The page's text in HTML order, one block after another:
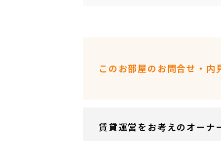
このお部屋のお問合せ・内
賃貸運営をお考えのオーナ